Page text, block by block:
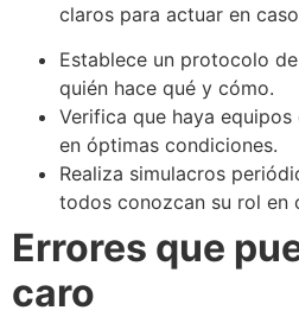
claros para actuar en
Establece un protocolo
quién hace qué y cómo.
Verifica que haya
en óptimas condiciones.
Realiza simulacros
todos conozcan su rol en
Errores que
caro